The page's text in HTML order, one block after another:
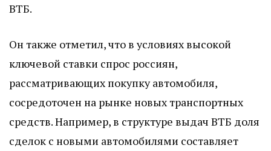
ВТБ.
Он также отметил, что в условиях высокой
ключевой ставки спрос россиян,
рассматривающих покупку автомобиля,
сосредоточен на рынке новых транспортных
средств. Например, в структуре выдач ВТБ доля
сделок с новыми автомобилями составляет